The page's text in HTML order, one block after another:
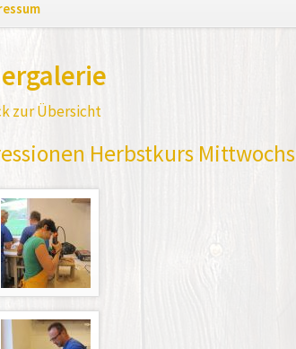
zur Übersicht
Herbstkurs